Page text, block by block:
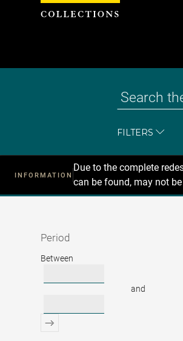
FILTERS
INFORMATION
Due to the complete
can be found, may not
Recherche
Period
Period
Between
and
Cookies management panel